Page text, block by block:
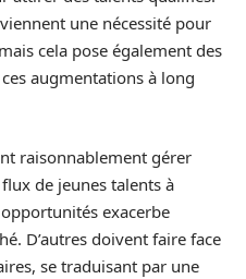
une nécessité pour
cela pose également des
augmentations à long
raisonnablement gérer
de jeunes talents à
exacerbe
D’autres doivent faire face
se traduisant par une